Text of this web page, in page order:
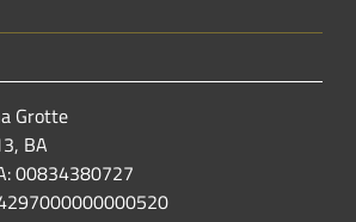
Grotte
BA
00834380727